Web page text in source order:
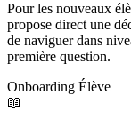
Pour les nouveaux
propose direct une
de naviguer dans
première question.
Onboarding Élève
📖